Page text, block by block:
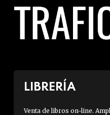
LIBRERÍA
Venta de libros on-line.